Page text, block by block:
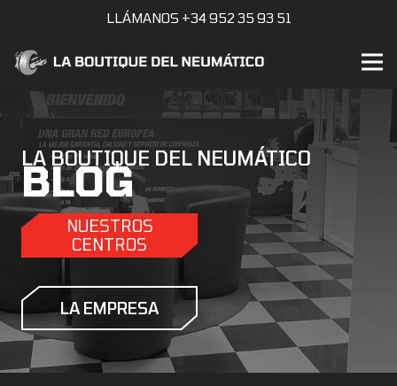
LLÁMANOS +34 952 35 93 51
LA BOUTIQUE DEL NEUMÁTICO
BLOG
NUESTROS
CENTROS
LA EMPRESA